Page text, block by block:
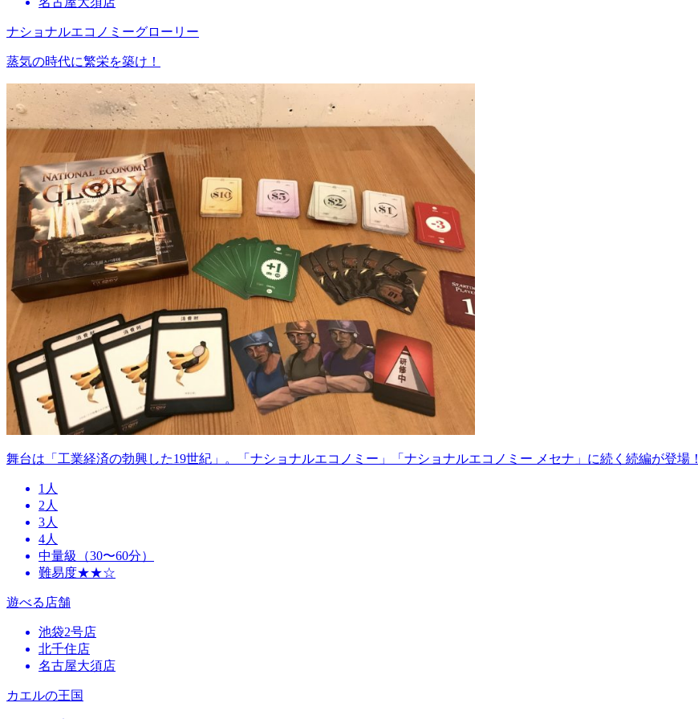
ナショナルエコノミーグローリー
蒸気の時代に繁栄を築け！
舞台は「工業経済の勃興した19世紀」。「ナショナルエコノミー」「ナショナルエコノミー メセナ」に続く続編が登場！
1人
2人
3人
4人
中量級（30〜60分）
難易度★★☆
遊べる店舗
池袋2号店
北千住店
名古屋大須店
カエルの王国